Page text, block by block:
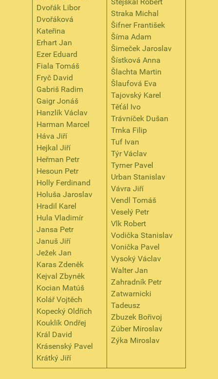
Dvořák Libor
Dvořáková
Kateřina
Erhart Jan
Ezer Eduard
Fiala Tomáš
Fryč David
Gabriš Radim
Gaigr Jonáš
Hanzlík Václav
Harman Marcel
Háva Jiří
Hejkal Jiří
Heřman Petr
Hesoun Petr
Holly Ferdinand
Holuša Jaroslav
Hradil Karel
Hula Vladimír
Jansa Petr
Januš Jiří
Ježek Jan
Karas Zdeněk
Kejval Zbyněk
Kocian Matúš
Kolář Vojtěch
Kopecký Oldřich
Kouklík Ondřej
Král David
Krásenský Pavel
Krátký Jiří
Straka Michal
Šifner František
Šíma Adam
Šimeček Jaroslav
Šístková Anna
Šlachta Martin
Šlaufová Eva
Tajovský Karel
Těťál Ivo
Trávníček Dušan
Trnka Filip
Tuf Ivan
Týr Václav
Tyrner Pavel
Urban Stanislav
Vávra Jiří
Vendl Tomáš
Veselý Petr
Vlk Robert
Vodička Stanislav
Vonička Pavel
Vysoký Václav
Walter Jan
Zahradník Petr
Zatwarnicki
Tadeusz
Zbuzek Bořivoj
Zúber Miroslav
Zýka Miroslav